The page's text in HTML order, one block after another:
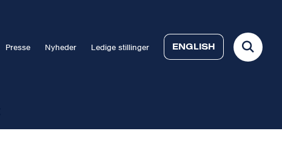
Presse Nyheder Ledige stillinger ENGLISH